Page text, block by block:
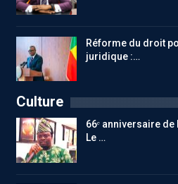
Réforme du droit
juridique :…
Culture
66ᵉ anniversaire de
Le …